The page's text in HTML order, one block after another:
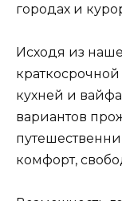
городах и
Исходя из
кухней и
вариантов
комфорт,